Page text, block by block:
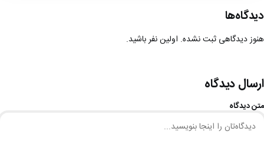
دیدگاه‌ها
هنوز دیدگاهی ثبت نشده. اولین نفر باشید.
ارسال دیدگاه
متن دیدگاه